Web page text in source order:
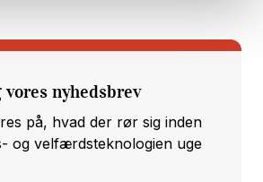
nyhedsbrev
på, hvad der rør sig inden
og velfærdsteknologien uge